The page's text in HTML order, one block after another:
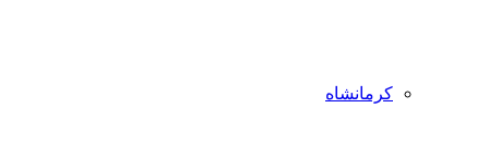
کرمانشاه